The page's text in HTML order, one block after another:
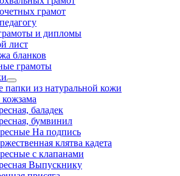
грамот
и дипломы
лист
бланков
грамоты
папки из натуральной кожи
баладек
бумвинил
На подпись
клятва кадета
с клапанами
Выпускнику